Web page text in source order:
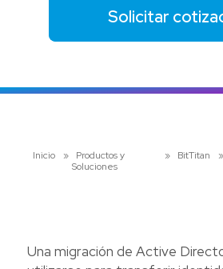
Solicitar
Inicio »
Productos y
Soluciones
» BitTitan »
Una migración de Active